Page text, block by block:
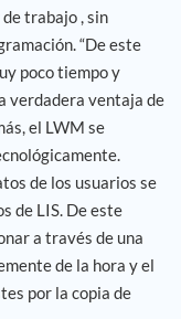
trabajo , sin
“De este
poco tiempo y
verdadera ventaja de
el LWM se
de los usuarios se
de LIS. De este
a través de una
de la hora y el
por la copia de